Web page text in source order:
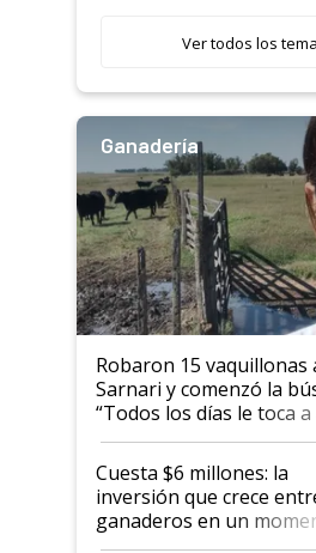
Ver todos los
Ganadería
Robaron 15 vaquillonas
Sarnari y comenzó la
“Todos los días le toca
productor”
Cuesta $6 millones: la
inversión que crece
ganaderos en un
histórico para la